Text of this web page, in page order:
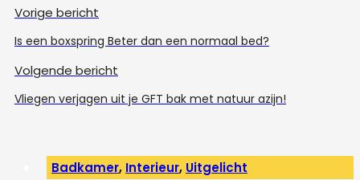
Vorige bericht
Is een boxspring Beter dan een normaal bed?
Volgende bericht
Vliegen verjagen uit je GFT bak met natuur azijn!
Badkamer, Interieur, Uitgelicht